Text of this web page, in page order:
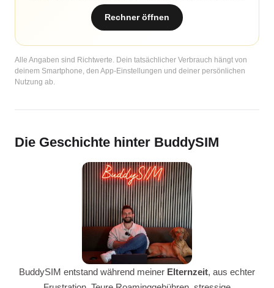
Rechner öffnen
Alle Angaben sind Richtwerte. Dein tatsächlicher Verbrauch hängt von
deinem Smartphone, den App-Einstellungen und deiner persönlichen
Nutzung ab.
Die Geschichte hinter BuddySIM
BuddySIM entstand während meiner Elternzeit, aus echter